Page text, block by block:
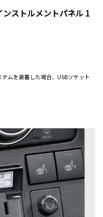
ストルメントパネル 1
ムを装着した場合、USBソケット